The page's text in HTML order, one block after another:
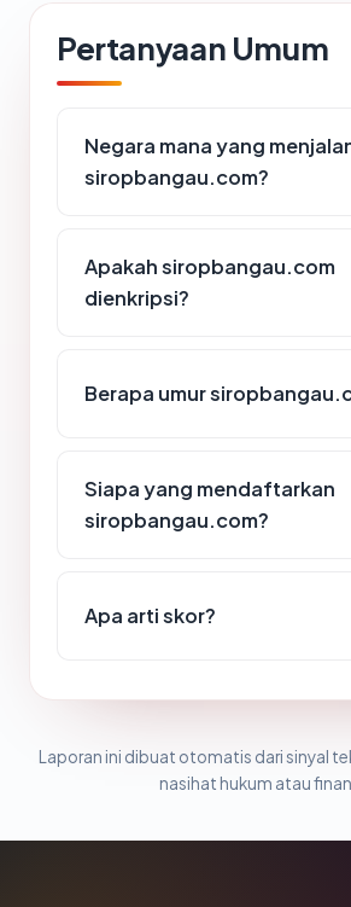
Pertanyaan Umum
Negara mana yang
siropbangau.com?
Apakah siropbangau.com
dienkripsi?
Berapa umur
Siapa yang mendaftarkan
siropbangau.com?
Apa arti skor?
Laporan ini dibuat otomatis dari sinyal
nasihat hukum atau